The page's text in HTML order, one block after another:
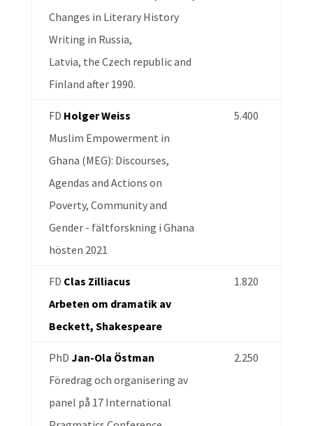
Changes in Literary History
Writing in Russia,
Latvia, the Czech republic and
Finland after 1990.
FD Holger Weiss
Muslim Empowerment in
Ghana (MEG): Discourses,
Agendas and Actions on
Poverty, Community and
Gender - fältforskning i Ghana
hösten 2021
5.400
FD Clas Zilliacus
Arbeten om dramatik av
Beckett, Shakespeare
1.820
PhD Jan-Ola Östman
Föredrag och organisering av
panel på 17 International
2.250